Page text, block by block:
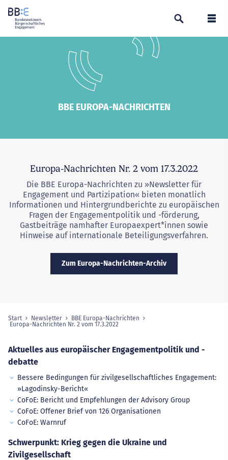
Suchen
BBE EUROPA-NACHRICHTEN
Europa-Nachrichten Nr. 2 vom 17.3.2022
Die BBE Europa-Nachrichten zu »Newsletter für
Engagement und Partizipation« bieten monatlich
Informationen und Hintergrundberichte zu europäischen
Fragen der Engagementpolitik und -förderung,
Gastbeiträge namhafter Europaexpert*innen sowie
Hinweise auf internationale Beteiligungsverfahren.
Zum Europa-Nachrichten-Archiv
Sie sind hier:
Start Newsletter
BBE Europa-Nachrichten
Europa-Nachrichten Nr. 2 vom 17.3.2022
Aktuelles aus europäischer Engagementpolitik und -
debatte
Bessere Bedingungen für zivilgesellschaftliches Engagement:
»Lagodinsky-Bericht«
CoFoE: Bericht und Empfehlungen der Advisory Group
CoFoE: Offener Brief von 126 Organisationen
CoFoE: Warnruf
Schwerpunkt: Krieg gegen die Ukraine und
Zivilgesellschaft